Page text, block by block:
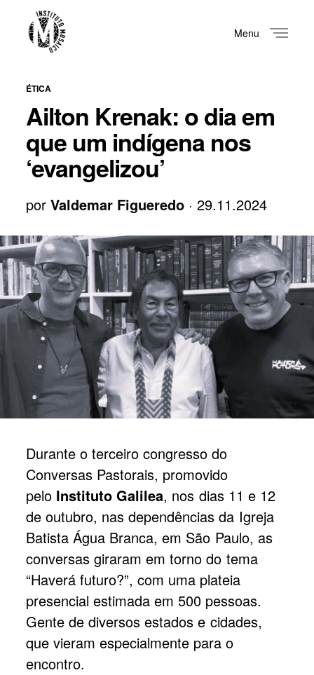
Menu
ÉTICA
Ailton Krenak: o dia em
que um indígena nos
‘evangelizou’
porValdemar Figueredo · 29.11.2024
Durante o terceiro congresso do
Conversas Pastorais, promovido
pelo Instituto Galilea, nos dias 11 e 12
de outubro, nas dependências da Igreja
Batista Água Branca, em São Paulo, as
conversas giraram em torno do tema
“Haverá futuro?”, com uma plateia
presencial estimada em 500 pessoas.
Gente de diversos estados e cidades,
que vieram especialmente para o
encontro.